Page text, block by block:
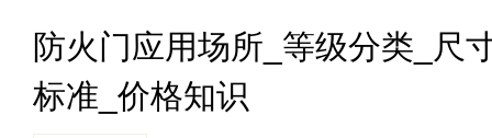
防火门应用场所_等级分类_尺
标准_价格知识